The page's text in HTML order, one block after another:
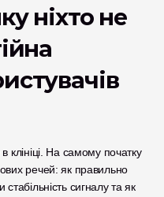
ніхто не
клініці. На самому початку
речей: як правильно
сигналу та як